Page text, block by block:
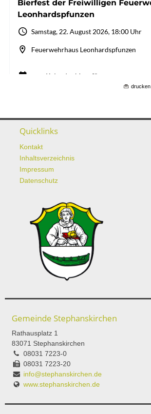
drucken
Quicklinks
Kontakt
Inhaltsverzeichnis
Impressum
Datenschutz
Gemeinde Stephanskirchen
Rathausplatz 1
83071 Stephanskirchen
08031 7223-0
08031 7223-20
info@stephanskirchen.de
www.stephanskirchen.de